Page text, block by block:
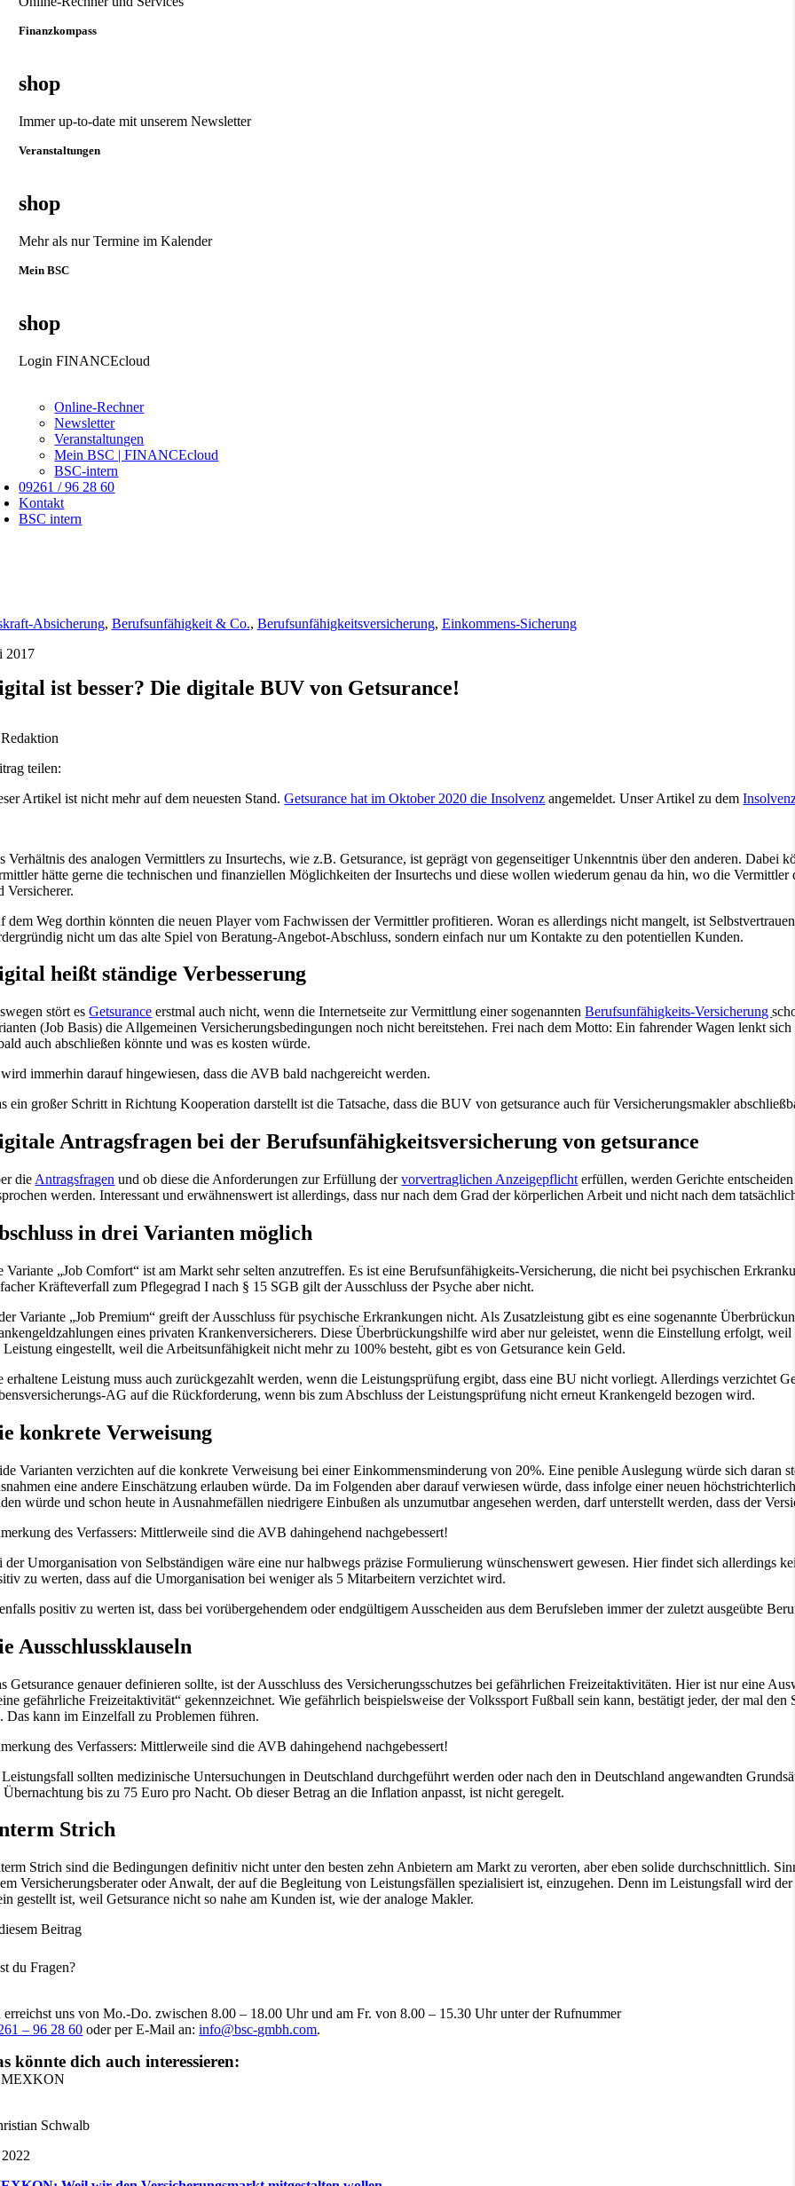
Finanzkompass
shop
Immer up-to-date mit unserem Newsletter
Veranstaltungen
shop
Mehr als nur Termine im Kalender
Mein BSC
shop
Login FINANCEcloud
Online-Rechner
Newsletter
Veranstaltungen
Mein BSC | FINANCEcloud
BSC-intern
09261 / 96 28 60
Kontakt
BSC intern
Absicherung, Berufsunfähigkeit & Co., Berufsunfähigkeitsversicherung, Einkommens-Sicherung
2017
ist besser? Die digitale BUV von Getsurance!
teilen:
Artikel ist nicht mehr auf dem neuesten Stand.Getsurance hat im Oktober 2020 die Insolvenz angemeldet. Unser Artikel zu dem
Verhältnis des analogen Vermittlers zu Insurtechs, wie z.B. Getsurance, ist geprägt von gegenseitiger Unkenntnis über den anderen. Dabei
hätte gerne die technischen und finanziellen Möglichkeiten der Insurtechs und diese wollen wiederum genau da hin, wo die Vermittler
Versicherer.
dem Weg dorthin könnten die neuen Player vom Fachwissen der Vermittler profitieren. Woran es allerdings nicht mangelt, ist
nicht um das alte Spiel von Beratung-Angebot-Abschluss, sondern einfach nur um Kontakte zu den potentiellen Kunden.
heißt ständige Verbesserung
stört esGetsurance erstmal auch nicht, wenn die Internetseite zur Vermittlung einer sogenanntenBerufsunfähigkeits-Versicherung
(Job Basis) die Allgemeinen Versicherungsbedingungen noch nicht bereitstehen. Frei nach dem Motto: Ein fahrender Wagen lenkt sich
auch abschließen könnte und was es kosten würde.
immerhin darauf hingewiesen, dass die AVB bald nachgereicht werden.
ein großer Schritt in Richtung Kooperation darstellt ist die Tatsache, dass die BUV von getsurance auch für Versicherungsmakler
Antragsfragen bei der Berufsunfähigkeitsversicherung von getsurance
die Antragsfragen und ob diese die Anforderungen zur Erfüllung dervorvertraglichen Anzeigepflicht erfüllen, werden Gerichte
werden. Interessant und erwähnenswert ist allerdings, dass nur nach dem Grad der körperlichen Arbeit und nicht nach dem
in drei Varianten möglich
Variante „Job Comfort“ ist am Markt sehr selten anzutreffen. Es ist eine Berufsunfähigkeits-Versicherung, die nicht bei psychischen
Kräfteverfall zum Pflegegrad I nach § 15 SGB gilt der Ausschluss der Psyche aber nicht.
Variante „Job Premium“ greift der Ausschluss für psychische Erkrankungen nicht. Als Zusatzleistung gibt es eine sogenannte
eines privaten Krankenversicherers. Diese Überbrückungshilfe wird aber nur geleistet, wenn die Einstellung erfolgt,
Leistung eingestellt, weil die Arbeitsunfähigkeit nicht mehr zu 100% besteht, gibt es von Getsurance kein Geld.
erhaltene Leistung muss auch zurückgezahlt werden, wenn die Leistungsprüfung ergibt, dass eine BU nicht vorliegt. Allerdings verzichtet
AG auf die Rückforderung, wenn bis zum Abschluss der Leistungsprüfung nicht erneut Krankengeld bezogen wird.
konkrete Verweisung
Varianten verzichten auf die konkrete Verweisung bei einer Einkommensminderung von 20%. Eine penible Auslegung würde sich daran
eine andere Einschätzung erlauben würde. Da im Folgenden aber darauf verwiesen würde, dass infolge einer neuen
würde und schon heute in Ausnahmefällen niedrigere Einbußen als unzumutbar angesehen werden, darf unterstellt werden, dass der
des Verfassers: Mittlerweile sind die AVB dahingehend nachgebessert!
der Umorganisation von Selbständigen wäre eine nur halbwegs präzise Formulierung wünschenswert gewesen. Hier findet sich allerdings
zu werten, dass auf die Umorganisation bei weniger als 5 Mitarbeitern verzichtet wird.
positiv zu werten ist, dass bei vorübergehendem oder endgültigem Ausscheiden aus dem Berufsleben immer der zuletzt ausgeübte
Ausschlussklauseln
Getsurance genauer definieren sollte, ist der Ausschluss des Versicherungsschutzes bei gefährlichen Freizeitaktivitäten. Hier ist nur eine
gefährliche Freizeitaktivität“ gekennzeichnet. Wie gefährlich beispielsweise der Volkssport Fußball sein kann, bestätigt jeder, der mal den
Das kann im Einzelfall zu Problemen führen.
des Verfassers: Mittlerweile sind die AVB dahingehend nachgebessert!
sollten medizinische Untersuchungen in Deutschland durchgeführt werden oder nach den in Deutschland angewandten
Übernachtung bis zu 75 Euro pro Nacht. Ob dieser Betrag an die Inflation anpasst, ist nicht geregelt.
Strich
Strich sind die Bedingungen definitiv nicht unter den besten zehn Anbietern am Markt zu verorten, aber eben solide durchschnittlich.
Versicherungsberater oder Anwalt, der auf die Begleitung von Leistungsfällen spezialisiert ist, einzugehen. Denn im Leistungsfall wird der
gestellt ist, weil Getsurance nicht so nahe am Kunden ist, wie der analoge Makler.
Beitrag
du Fragen?
erreichst uns von Mo.-Do. zwischen 8.00 – 18.00 Uhr und am Fr. von 8.00 – 15.30 Uhr unter der Rufnummer
– 96 28 60 oder per E-Mail an:info@bsc-gmbh.com.
könnte dich auch interessieren:
Schwalb